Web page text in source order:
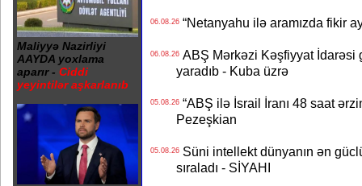
Maliyyə Nazirliyi
AAYDA yoxlama
aparır - Ciddi
yeyintilər aşkarlanıb
06.08.26“Netanyahu ilə aramızda fikir
06.08.26ABŞ Mərkəzi Kəşfiyyat İdarəsi
yaradıb - Kuba üzrə
05.08.26“ABŞ ilə İsrail İranı 48 saat
Pezeşkian
05.08.26Süni intellekt dünyanın ən
sıraladı - SİYAHI